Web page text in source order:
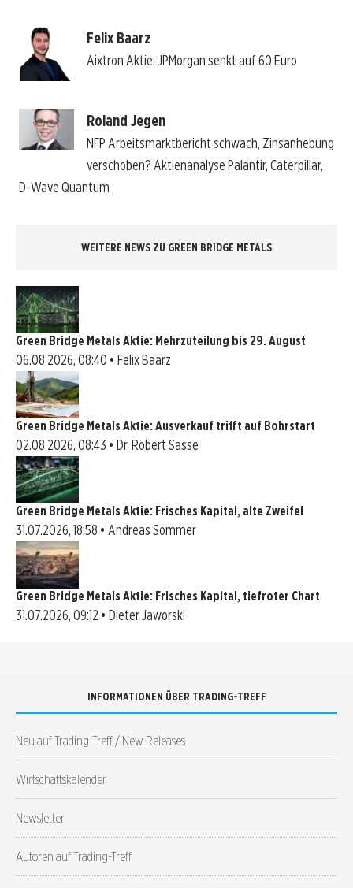
Felix Baarz
Aixtron Aktie: JPMorgan senkt auf 60 Euro
Roland Jegen
NFP Arbeitsmarktbericht schwach, Zinsanhebung
verschoben? Aktienanalyse Palantir, Caterpillar,
D-Wave Quantum
WEITERE NEWS ZU GREEN BRIDGE METALS
Green Bridge Metals Aktie: Mehrzuteilung bis 29. August
06.08.2026, 08:40 • Felix Baarz
Green Bridge Metals Aktie: Ausverkauf trifft auf Bohrstart
02.08.2026, 08:43 • Dr. Robert Sasse
Green Bridge Metals Aktie: Frisches Kapital, alte Zweifel
31.07.2026, 18:58 • Andreas Sommer
Green Bridge Metals Aktie: Frisches Kapital, tiefroter Chart
31.07.2026, 09:12 • Dieter Jaworski
INFORMATIONEN ÜBER TRADING-TREFF
Neu auf Trading-Treff / New Releases
Wirtschaftskalender
Newsletter
Autoren auf Trading-Treff